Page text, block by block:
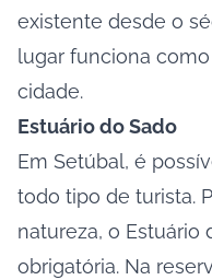
existente desde o
lugar funciona
cidade.
Estuário do Sado
Em Setúbal, é
todo tipo de turista.
natureza, o Estuário
obrigatória. Na